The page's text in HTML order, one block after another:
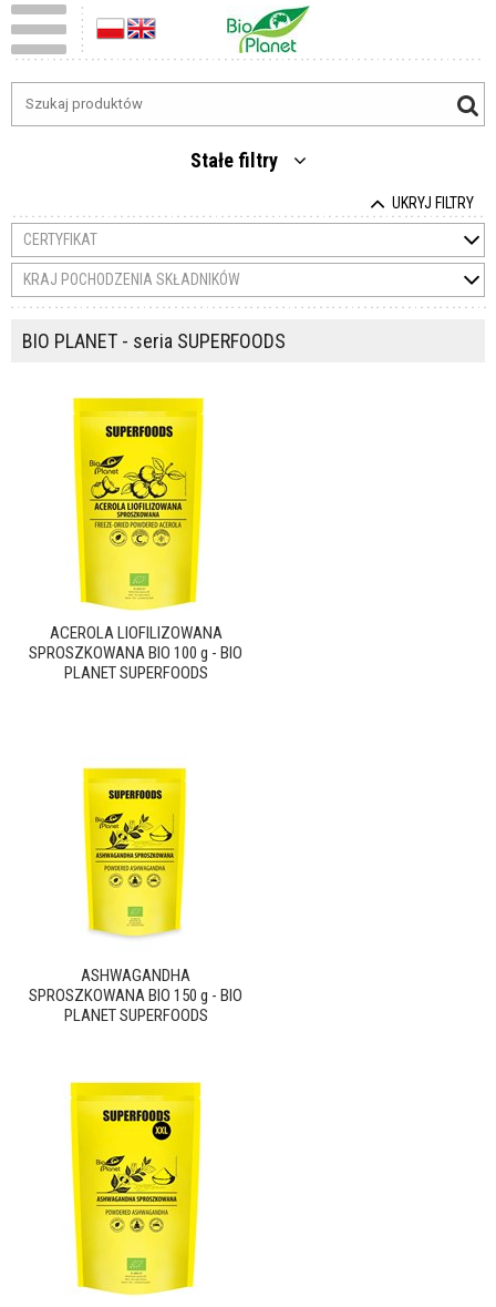
Stałe filtry
UKRYJ FILTRY
CERTYFIKAT
KRAJ POCHODZENIA SKŁADNIKÓW
BIO PLANET - seria SUPERFOODS
ACEROLA LIOFILIZOWANA
SPROSZKOWANA BIO 100 g - BIO
PLANET SUPERFOODS
ASHWAGANDHA
SPROSZKOWANA BIO 150 g - BIO
PLANET SUPERFOODS